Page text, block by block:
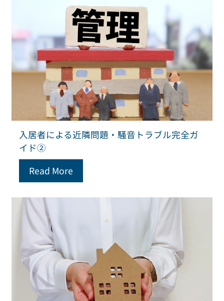
入居者による近隣問題・騒音トラブル完全ガ
イド②
Read More